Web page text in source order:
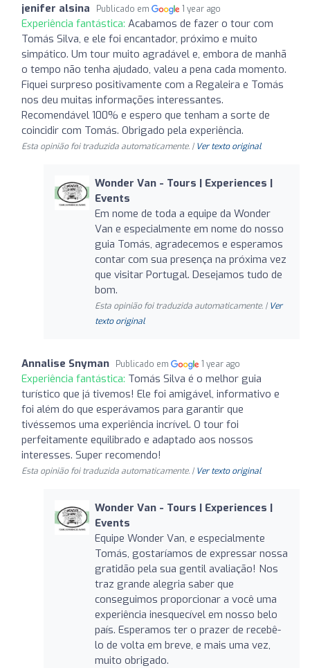
jenifer alsina Publicado em 1 year ago
Experiência fantástica: Acabamos de fazer o tour com
Tomás Silva, e ele foi encantador, próximo e muito
simpático. Um tour muito agradável e, embora de manhã
o tempo não tenha ajudado, valeu a pena cada momento.
Fiquei surpreso positivamente com a Regaleira e Tomás
nos deu muitas informações interessantes.
Recomendável 100% e espero que tenham a sorte de
coincidir com Tomás. Obrigado pela experiência.
Esta opinião foi traduzida automaticamente. | Ver texto original
Wonder Van - Tours | Experiences |
Events
Em nome de toda a equipe da Wonder
Van e especialmente em nome do nosso
guia Tomás, agradecemos e esperamos
contar com sua presença na próxima vez
que visitar Portugal. Desejamos tudo de
bom.
Esta opinião foi traduzida automaticamente. | Ver
texto original
Annalise Snyman Publicado em 1 year ago
Experiência fantástica: Tomás Silva é o melhor guia
turístico que já tivemos! Ele foi amigável, informativo e
foi além do que esperávamos para garantir que
tivéssemos uma experiência incrível. O tour foi
perfeitamente equilibrado e adaptado aos nossos
interesses. Super recomendo!
Esta opinião foi traduzida automaticamente. | Ver texto original
Wonder Van - Tours | Experiences |
Events
Equipe Wonder Van, e especialmente
Tomás, gostaríamos de expressar nossa
gratidão pela sua gentil avaliação! Nos
traz grande alegria saber que
conseguimos proporcionar a você uma
experiência inesquecível em nosso belo
país. Esperamos ter o prazer de recebê-
lo de volta em breve, e mais uma vez,
muito obrigado.